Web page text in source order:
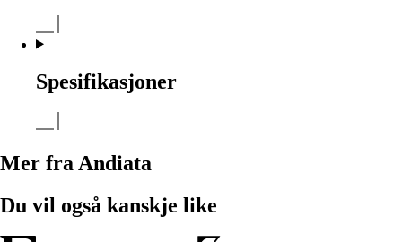
Spesifikasjoner
Mer fra Andiata
Du vil også kanskje like